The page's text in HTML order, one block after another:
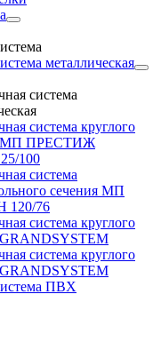
металлическая
система
система круглого
МП ПРЕСТИЖ
100
система
сечения МП
76
система круглого
GRANDSYSTEM
система круглого
GRANDSYSTEM
ПВХ